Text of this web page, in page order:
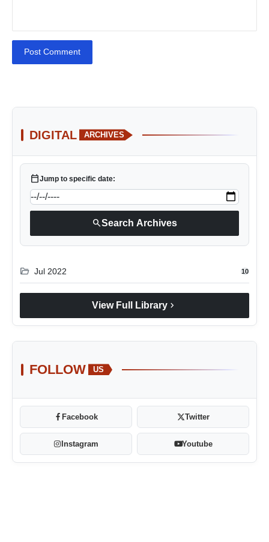
Post Comment
DIGITAL ARCHIVES
calendar_todayJump to specific date:
searchSearch Archives
folder_open Jul 2022 10
View Full Library chevron_right
FOLLOW US
Facebook Twitter
Instagram Youtube